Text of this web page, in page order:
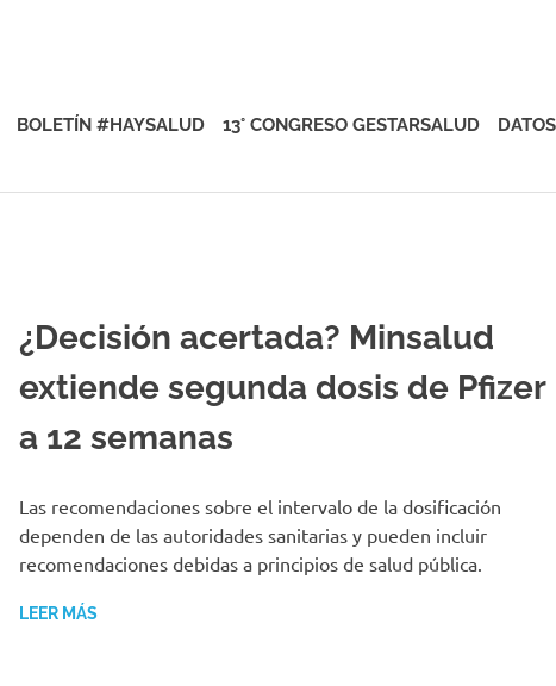
BOLETÍN #HAYSALUD 13° CONGRESO GESTARSALUD
¿Decisión acertada? Minsalud
extiende segunda dosis de Pfizer
a 12 semanas
Las recomendaciones sobre el intervalo de la dosificación
dependen de las autoridades sanitarias y pueden incluir
recomendaciones debidas a principios de salud pública.
LEER MÁS